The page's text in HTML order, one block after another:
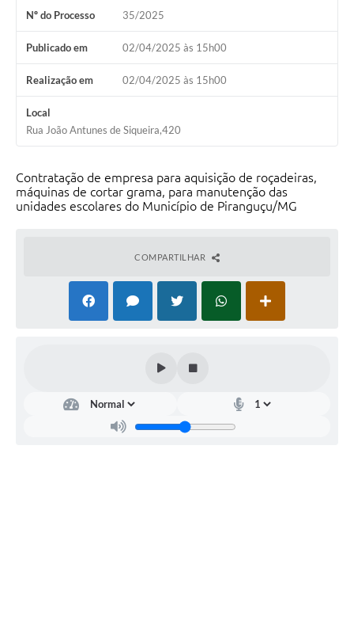
Nº do Processo 35/2025
Publicado em 02/04/2025 às 15h00
Realização em 02/04/2025 às 15h00
Local
Rua João Antunes de Siqueira,420
Contratação de empresa para aquisição de roçadeiras,
máquinas de cortar grama, para manutenção das
unidades escolares do Município de Piranguçu/MG
COMPARTILHAR